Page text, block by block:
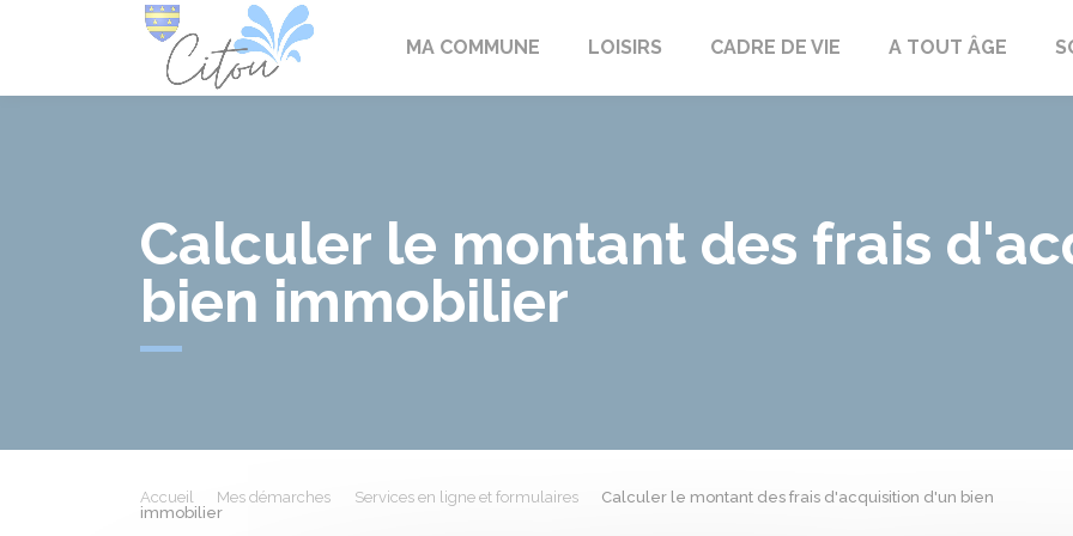
MA COMMUNE LOISIRS CADRE DE VIE A TOUT ÂGE
Calculer le montant des frais
bien immobilier
Accueil Mes démarches Services en ligne et formulaires
Calculer le montant des frais d'acquisition d'un bien
immobilier